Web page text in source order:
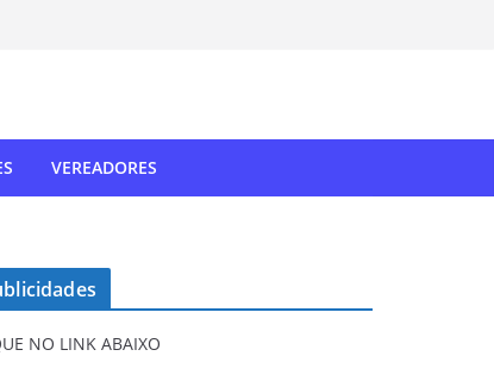
VEREADORES
NO LINK ABAIXO